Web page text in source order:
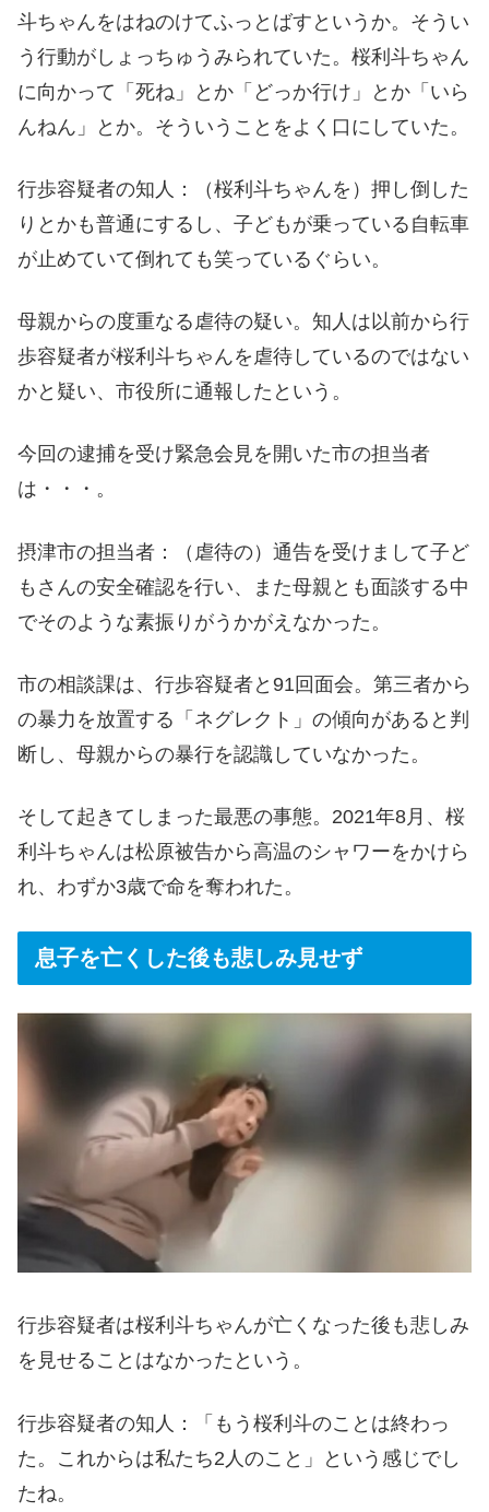
斗ちゃんをはねのけてふっとばすというか。そうい
う行動がしょっちゅうみられていた。桜利斗ちゃん
に向かって「死ね」とか「どっか行け」とか「いら
んねん」とか。そういうことをよく口にしていた。
行歩容疑者の知人：（桜利斗ちゃんを）押し倒した
りとかも普通にするし、子どもが乗っている自転車
が止めていて倒れても笑っているぐらい。
母親からの度重なる虐待の疑い。知人は以前から行
歩容疑者が桜利斗ちゃんを虐待しているのではない
かと疑い、市役所に通報したという。
今回の逮捕を受け緊急会見を開いた市の担当者
は・・・。
摂津市の担当者：（虐待の）通告を受けまして子ど
もさんの安全確認を行い、また母親とも面談する中
でそのような素振りがうかがえなかった。
市の相談課は、行歩容疑者と91回面会。第三者から
の暴力を放置する「ネグレクト」の傾向があると判
断し、母親からの暴行を認識していなかった。
そして起きてしまった最悪の事態。2021年8月、桜
利斗ちゃんは松原被告から高温のシャワーをかけら
れ、わずか3歳で命を奪われた。
息子を亡くした後も悲しみ見せず
行歩容疑者は桜利斗ちゃんが亡くなった後も悲しみ
を見せることはなかったという。
行歩容疑者の知人：「もう桜利斗のことは終わっ
た。これからは私たち2人のこと」という感じでし
たね。